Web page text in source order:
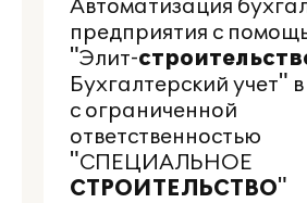
Автоматизация
предприятия с
"Элит-
Бухгалтерский учет"
с ограниченной
ответственностью
"СПЕЦИАЛЬНОЕ
СТРОИТЕЛЬСТВО"